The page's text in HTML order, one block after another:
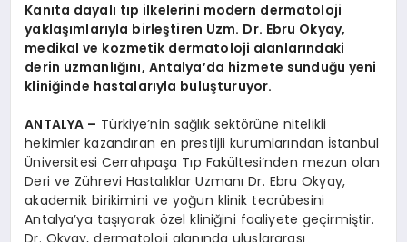
Kanıta dayalı tıp ilkelerini modern dermatoloji
yaklaşımlarıyla birleştiren Uzm. Dr. Ebru Okyay,
medikal ve kozmetik dermatoloji alanlarındaki
derin uzmanlığını, Antalya’da hizmete sunduğu yeni
kliniğinde hastalarıyla buluşturuyor.
ANTALYA – Türkiye’nin sağlık sektörüne nitelikli
hekimler kazandıran en prestijli kurumlarından İstanbul
Üniversitesi Cerrahpaşa Tıp Fakültesi’nden mezun olan
Deri ve Zührevi Hastalıklar Uzmanı Dr. Ebru Okyay,
akademik birikimini ve yoğun klinik tecrübesini
Antalya’ya taşıyarak özel kliniğini faaliyete geçirmiştir.